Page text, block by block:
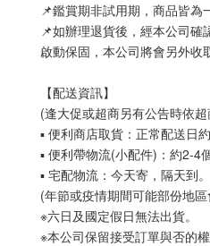
📌鑑賞期非試用期，商品皆為
📌如辦理退貨後，經本公司
啟動保固，本公司將會另外收
【配送資訊】
(逢大促或超商另有公告時依
▪ 便利商店取貨：正常配送日約
▪ 便利帶物流(小配件)：約2-4
▪ 宅配物流：今天寄，隔天到。
(年節或疫情期間可能部份地
※六日及國定假日無法出貨。
※本公司保留接受訂單與否的